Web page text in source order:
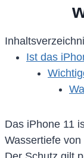
Ist das
Das iPhone 11
Wassertiefe von